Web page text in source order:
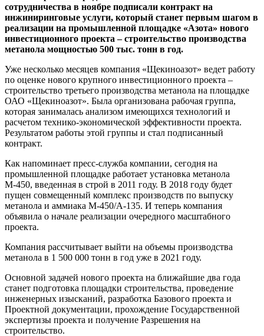
сотрудничества в ноябре подписали контракт на
инжиниринговые услуги, который станет первым шагом в
реализации на промышленной площадке «Азота» нового
инвестиционного проекта – строительство производства
метанола мощностью 500 тыс. тонн в год.
Уже несколько месяцев компания «Щекиноазот» ведет работу
по оценке нового крупного инвестиционного проекта –
строительство третьего производства метанола на площадке
ОАО «Щекиноазот». Была организована рабочая группа,
которая занималась анализом имеющихся технологий и
расчетом технико-экономической эффективности проекта.
Результатом работы этой группы и стал подписанный
контракт.
Как напоминает пресс-служба компании, сегодня на
промышленной площадке работает установка метанола
М-450, введенная в строй в 2011 году. В 2018 году будет
пущен совмещенный комплекс производств по выпуску
метанола и аммиака М-450/А-135. И теперь компания
объявила о начале реализации очередного масштабного
проекта.
Компания рассчитывает выйти на объемы производства
метанола в 1 500 000 тонн в год уже в 2021 году.
Основной задачей нового проекта на ближайшие два года
станет подготовка площадки строительства, проведение
инженерных изысканий, разработка Базового проекта и
Проектной документации, прохождение Государственной
экспертизы проекта и получение Разрешения на
строительство.